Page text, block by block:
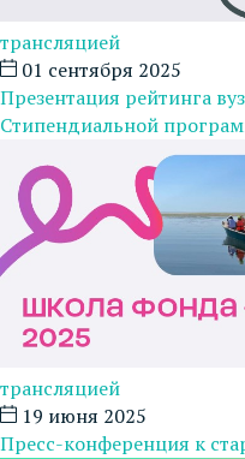
трансляцией
01 сентября 2025
Презентация рейтинга
Стипендиальной
трансляцией
19 июня 2025
Пресс-конференция к